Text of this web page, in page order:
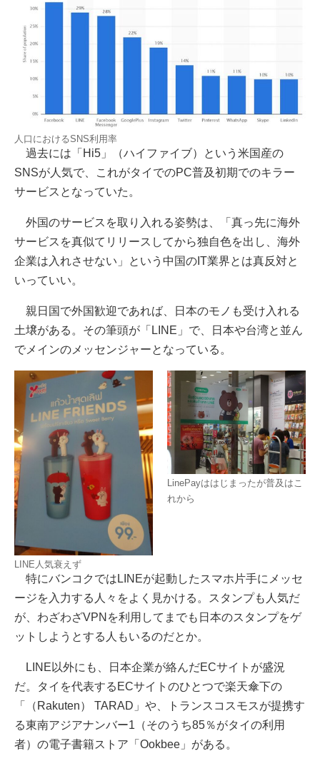
人口におけるSNS利用率
過去には「Hi5」（ハイファイブ）という米国産の
SNSが人気で、これがタイでのPC普及初期でのキラー
サービスとなっていた。
外国のサービスを取り入れる姿勢は、「真っ先に海外
サービスを真似てリリースしてから独自色を出し、海外
企業は入れさせない」という中国のIT業界とは真反対と
いっていい。
親日国で外国歓迎であれば、日本のモノも受け入れる
土壌がある。その筆頭が「LINE」で、日本や台湾と並ん
でメインのメッセンジャーとなっている。
LINE人気衰えず
LinePayははじまったが普及はこ
れから
特にバンコクではLINEが起動したスマホ片手にメッセ
ージを入力する人々をよく見かける。スタンプも人気だ
が、わざわざVPNを利用してまでも日本のスタンプをゲ
ットしようとする人もいるのだとか。
LINE以外にも、日本企業が絡んだECサイトが盛況
だ。タイを代表するECサイトのひとつで楽天傘下の
「（Rakuten） TARAD」や、トランスコスモスが提携す
る東南アジアナンバー1（そのうち85％がタイの利用
者）の電子書籍ストア「Ookbee」がある。